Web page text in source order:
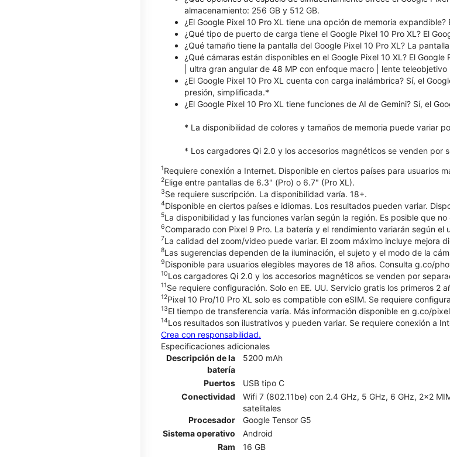
almacenamiento: 256 GB y 512 GB.
¿El Google Pixel 10 Pro XL tiene una opción de memoria
¿Qué tipo de puerto de carga tiene el Google Pixel 10 Pro XL? El
¿Qué tamaño tiene la pantalla del Google Pixel 10 Pro XL? La
¿Qué cámaras están disponibles en el Google Pixel 10 XL? El
| ultra gran angular de 48 MP con enfoque macro | lente
¿El Google Pixel 10 Pro XL cuenta con carga inalámbrica? Sí, el
presión, simplificada.*
¿El Google Pixel 10 Pro XL tiene funciones de AI de Gemini? Sí, el
* La disponibilidad de colores y tamaños de memoria puede variar
* Los cargadores Qi 2.0 y los accesorios magnéticos se venden por
1Requiere conexión a Internet. Disponible en ciertos países para usuarios
2Elige entre pantallas de 6.3" (Pro) o 6.7" (Pro XL).
3Se requiere suscripción. La disponibilidad varía. 18+.
4Disponible en ciertos países e idiomas. Los resultados pueden variar.
5La disponibilidad y las funciones varían según la región. Es posible que
6Comparado con Pixel 9 Pro. La batería y el rendimiento variarán según el
7La calidad del zoom/video puede variar. El zoom máximo incluye mejora
8Las sugerencias dependen de la iluminación, el sujeto y el modo de la
9Disponible para usuarios elegibles mayores de 18 años. Consulta g.co/
10Los cargadores Qi 2.0 y los accesorios magnéticos se venden por
11Se requiere configuración. Solo en EE. UU. Servicio gratis los primeros 2
12Pixel 10 Pro/10 Pro XL solo es compatible con eSIM. Se requiere
13El tiempo de transferencia varía. Más información disponible en g.co/
14Los resultados son ilustrativos y pueden variar. Se requiere conexión a
Crea con responsabilidad.
Especificaciones adicionales
Descripción de la
batería
5200 mAh
Puertos
USB tipo C
Conectividad
Wifi 7 (802.11be) con 2.4 GHz, 5 GHz, 6 GHz, 2x2
satelitales
Procesador
Google Tensor G5
Sistema operativo
Android
Ram
16 GB